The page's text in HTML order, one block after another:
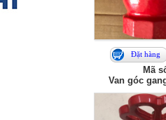
Đặt hàng
Mã
Van góc